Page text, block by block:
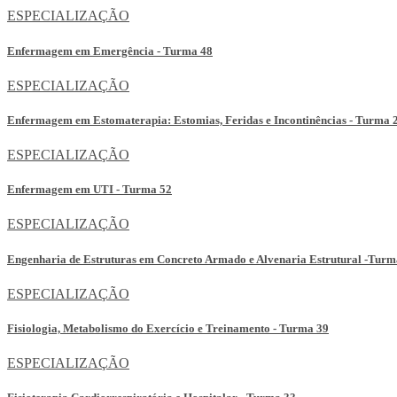
ESPECIALIZAÇÃO
Enfermagem em Emergência - Turma 48
ESPECIALIZAÇÃO
Enfermagem em Estomaterapia: Estomias, Feridas e Incontinências - Turma 2
ESPECIALIZAÇÃO
Enfermagem em UTI - Turma 52
ESPECIALIZAÇÃO
Engenharia de Estruturas em Concreto Armado e Alvenaria Estrutural -
ESPECIALIZAÇÃO
Fisiologia, Metabolismo do Exercício e Treinamento - Turma 39
ESPECIALIZAÇÃO